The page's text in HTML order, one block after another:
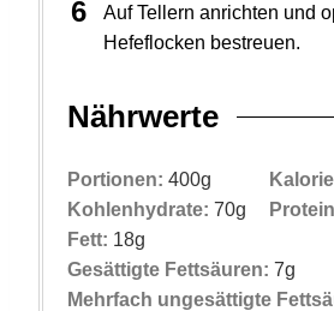
Auf Tellern anrichten und
Hefeflocken bestreuen.
Nährwerte
Portionen: 400g
Kohlenhydrate: 70g
Fett: 18g
Gesättigte Fettsäuren: 7g
Mehrfach ungesättigte